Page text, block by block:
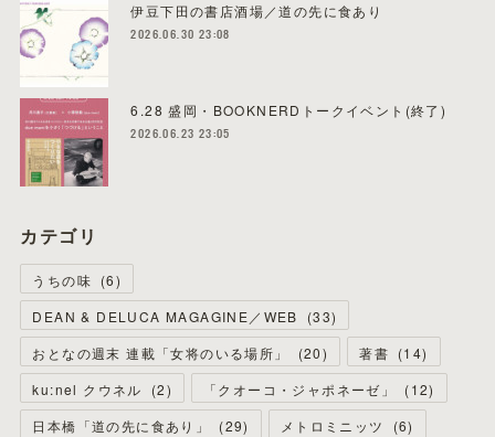
伊豆下田の書店酒場／道の先に食あり
2026.06.30 23:08
6.28 盛岡・BOOKNERDトークイベント(終了)
2026.06.23 23:05
カテゴリ
うちの味 (6)
DEAN & DELUCA MAGAGINE／WEB
(33)
おとなの週末 連載「女将のいる場所」
(20) 著書 (14)
ku:nel クウネル
(2) 「クオーコ・ジャポネーゼ」 (12)
日本橋「道の先に食あり」
(29) メトロミニッツ (6)